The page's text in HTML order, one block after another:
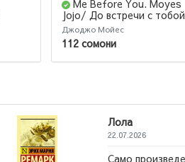
Me Before You. Moyes
Jojo/ До встречи с тобой
Джоджо Мойес
112 сомони
эмоциональное,